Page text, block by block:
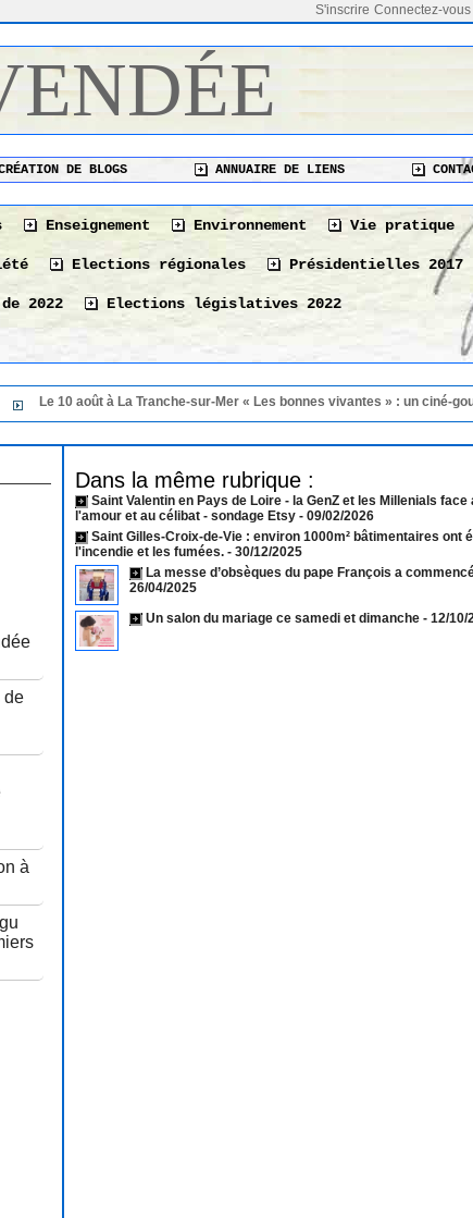
Connectez-vous
S'inscrire
DE BLOGS ANNUAIRE DE LIENS
Enseignement Environnement Vie pratique
Elections régionales Présidentielles 2017
2022 Elections législatives 2022
Le 10 août à La Tranche-sur-Mer « Les bonnes vivantes » : un ciné-
de
à
Dans la même rubrique :
Saint Valentin en Pays de Loire - la GenZ et les Millenials face
l'amour et au célibat - sondage Etsy - 09/02/2026
Saint Gilles-Croix-de-Vie : environ 1000m² bâtimentaires ont
l'incendie et les fumées. - 30/12/2025
La messe d’obsèques du pape François a
26/04/2025
Un salon du mariage ce samedi et dimanche - 12/10/